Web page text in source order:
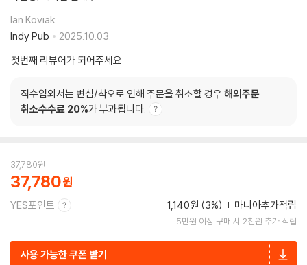
Ian Koviak
Indy Pub
2025.10.03.
첫번째 리뷰어가 되어주세요
직수입외서는 변심/착오로 인해 주문을 취소할 경우 해외주문
취소수수료 20%가 부과됩니다.
37,780원
37,780
YES포인트 1,140원 (3%) 마니아추가적립
5만원 이상 구매 시 2천원 추가 적립
사용 가능한 쿠폰 받기